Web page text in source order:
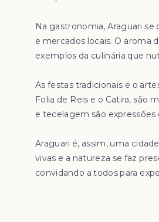
Na gastronomia, Araguari
e mercados locais. O aroma
exemplos da culinária que
As festas tradicionais e o
Folia de Reis e o Catira, são
e tecelagem são expressões
Araguari é, assim, uma
vivas e a natureza se faz
convidando a todos para